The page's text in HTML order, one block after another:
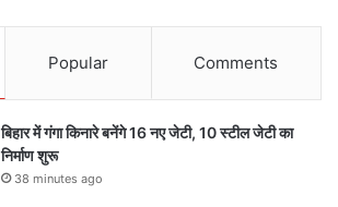
Popular Comments
बिहार में गंगा किनारे बनेंगे 16 नए जेटी, 10 स्टील जेटी का
निर्माण शुरू
38 minutes ago